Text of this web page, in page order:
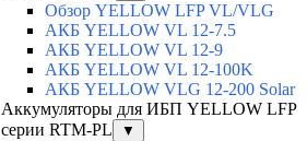
Обзор YELLOW LFP VL/VLG
АКБ YELLOW VL 12-7.5
АКБ YELLOW VL 12-9
АКБ YELLOW VL 12-100K
АКБ YELLOW VLG 12-200 Solar
Аккумуляторы для ИБП YELLOW LFP
серии RTM-PL
▼